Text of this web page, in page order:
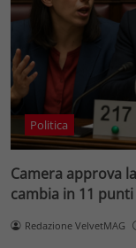
Politica
Camera approva
cambia in 11 punti
Redazione VelvetMAG